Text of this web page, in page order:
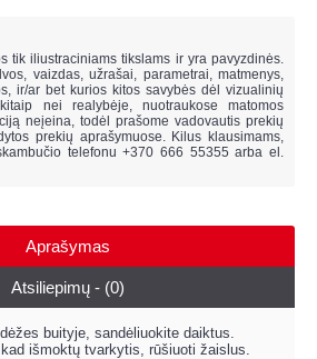
tik iliustraciniams tikslams ir yra pavyzdinės.
vaizdas, užrašai, parametrai, matmenys,
ir/ar bet kurios kitos savybės dėl vizualinių
nei realybėje, nuotraukose matomos
neįeina, todėl prašome vadovautis prekių
prekių aprašymuose. Kilus klausimams,
telefonu +370 666 55355 arba el.
Aprašymas
Atsiliepimų - (0)
buityje, sandėliuokite daiktus.
išmoktų tvarkytis, rūšiuoti žaislus.